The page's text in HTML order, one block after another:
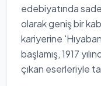
edebiyatında
olarak geniş bir
kariyerine
başlamış, 1917
çıkan eserleriyle